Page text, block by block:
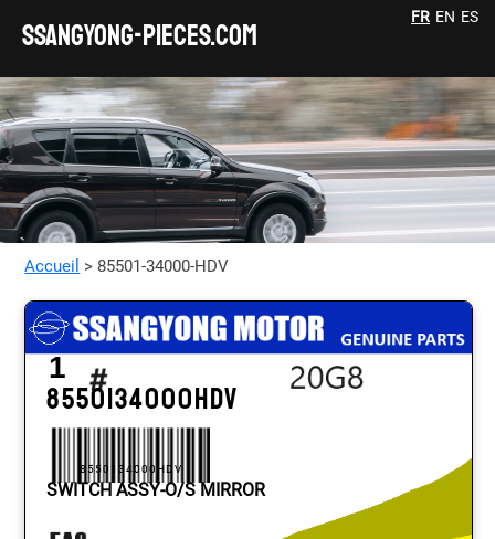
SSANGYONG-pieces.com
FR EN ES
Accueil > 85501-34000-HDV
1
8550134000HDV
8550134000HDV
SWITCH ASSY-O/S MIRROR